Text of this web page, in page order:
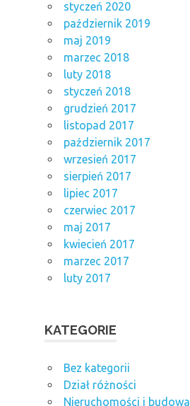
styczeń 2020
październik 2019
maj 2019
marzec 2018
luty 2018
styczeń 2018
grudzień 2017
listopad 2017
październik 2017
wrzesień 2017
sierpień 2017
lipiec 2017
czerwiec 2017
maj 2017
kwiecień 2017
marzec 2017
luty 2017
KATEGORIE
Bez kategorii
Dział różności
Nieruchomości i budowa